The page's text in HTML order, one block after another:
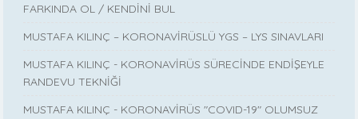
FARKINDA OL / KENDİNİ BUL
MUSTAFA KILINÇ – KORONAVİRÜSLÜ YGS – LYS SINAVLARI
MUSTAFA KILINÇ - KORONAVİRÜS SÜRECİNDE ENDİŞEYLE
RANDEVU TEKNİĞİ
MUSTAFA KILINÇ - KORONAVİRÜS "COVID-19" OLUMSUZ